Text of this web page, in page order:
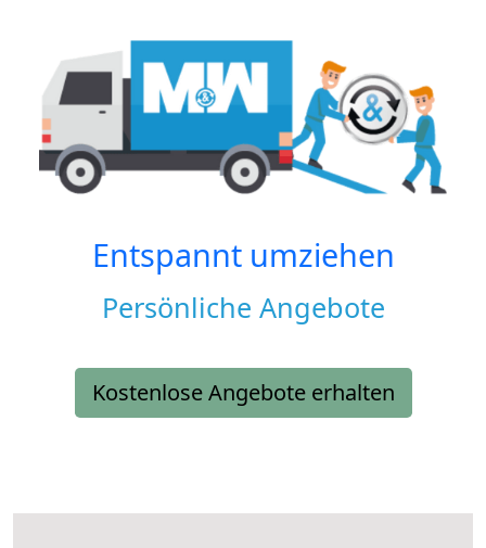
Entspannt umziehen
Persönliche Angebote
Kostenlose Angebote erhalten